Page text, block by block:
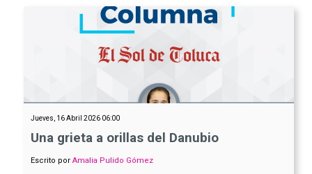
Jueves, 16 Abril 2026 06:00
Una grieta a orillas del Danubio
Escrito por Amalia Pulido Gómez